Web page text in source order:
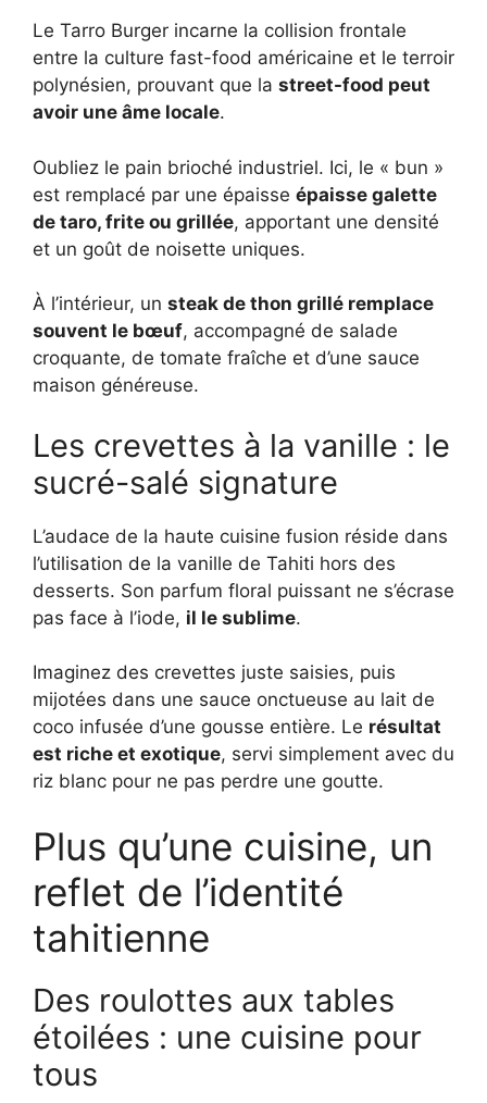
Le Tarro Burger incarne la collision frontale
entre la culture fast-food américaine et le terroir
polynésien, prouvant que la street-food peut
avoir une âme locale.
Oubliez le pain brioché industriel. Ici, le « bun »
est remplacé par une épaisse épaisse galette
de taro, frite ou grillée, apportant une densité
et un goût de noisette uniques.
À l’intérieur, un steak de thon grillé remplace
souvent le bœuf, accompagné de salade
croquante, de tomate fraîche et d’une sauce
maison généreuse.
Les crevettes à la vanille : le
sucré-salé signature
L’audace de la haute cuisine fusion réside dans
l’utilisation de la vanille de Tahiti hors des
desserts. Son parfum floral puissant ne s’écrase
pas face à l’iode, il le sublime.
Imaginez des crevettes juste saisies, puis
mijotées dans une sauce onctueuse au lait de
coco infusée d’une gousse entière. Le résultat
est riche et exotique, servi simplement avec du
riz blanc pour ne pas perdre une goutte.
Plus qu’une cuisine, un
reflet de l’identité
tahitienne
Des roulottes aux tables
étoilées : une cuisine pour
tous